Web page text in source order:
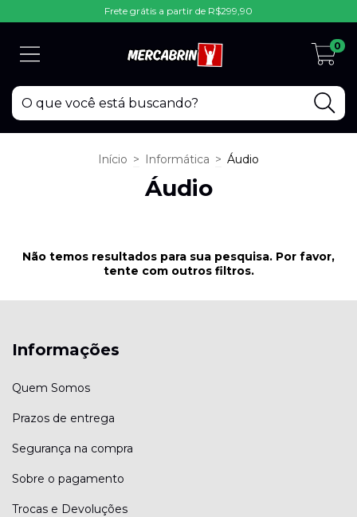
Frete grátis a partir de R$299,90
0
Início > Informática > Áudio
Áudio
Não temos resultados para sua pesquisa. Por favor,
tente com outros filtros.
Informações
Quem Somos
Prazos de entrega
Segurança na compra
Sobre o pagamento
Trocas e Devoluções